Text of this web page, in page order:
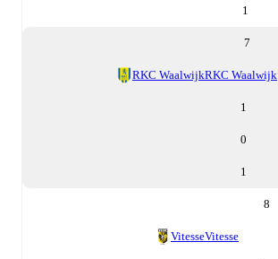
1
7
RKC WaalwijkRKC Waalwijk
1
0
1
8
VitesseVitesse